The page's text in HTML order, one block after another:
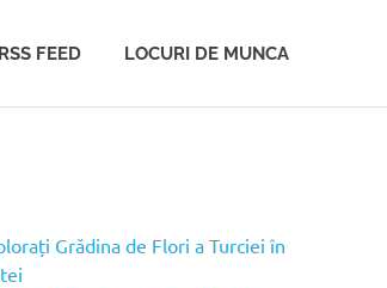
RSS FEED LOCURI DE MUNCA
Grădina de Flori a Turciei în